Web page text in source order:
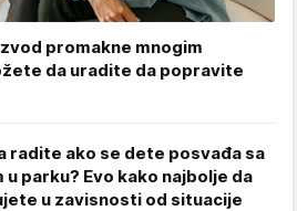
promakne mnogim
da uradite da popravite
radite ako se dete posvađa sa
u parku? Evo kako najbolje da
u zavisnosti od situacije